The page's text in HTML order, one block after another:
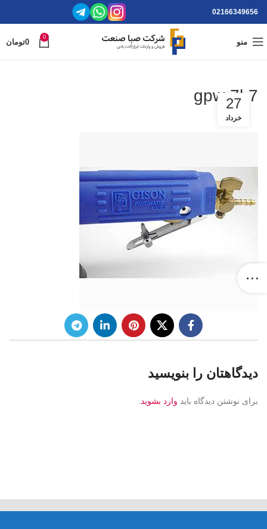
02166349656
منو
0
0تومان
gpw-7l-7
27
خرداد
دیدگاهتان را بنویسید
برای نوشتن دیدگاه باید وارد بشوید